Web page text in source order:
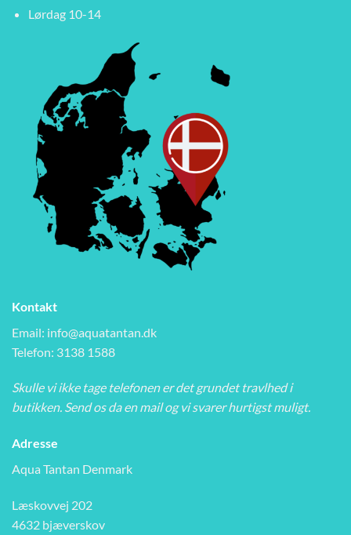
Lørdag 10-14
Kontakt
Email: info@aquatantan.dk
Telefon: 3138 1588
Skulle vi ikke tage telefonen er det grundet travlhed i
butikken. Send os da en mail og vi svarer hurtigst muligt.
Adresse
Aqua Tantan Denmark
Læskovvej 202
4632 bjæverskov